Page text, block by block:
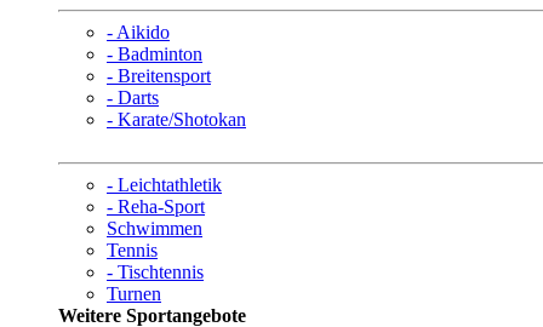
- Aikido
- Badminton
- Breitensport
- Darts
- Karate/Shotokan
- Leichtathletik
- Reha-Sport
Schwimmen
Tennis
- Tischtennis
Turnen
Weitere Sportangebote